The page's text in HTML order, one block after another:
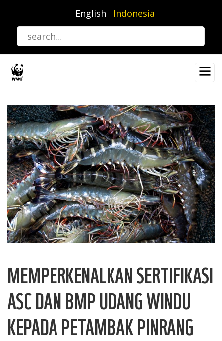
utama
English Indonesia
MEMPERKENALKAN SERTIFIKASI
ASC DAN BMP UDANG WINDU
KEPADA PETAMBAK PINRANG